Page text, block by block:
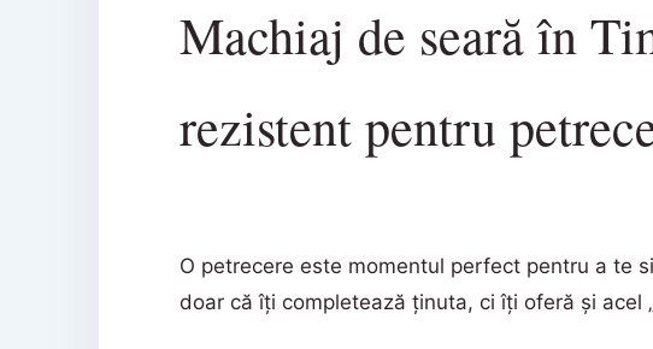
Machiaj de seară în
rezistent pentru
O petrecere este momentul perfect pentru a te
doar că îți completează ținuta, ci îți oferă și acel